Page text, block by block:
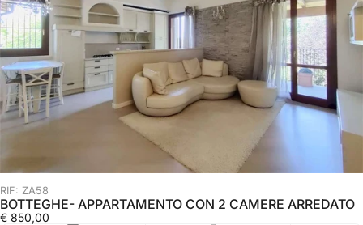
RIF: ZA58
BOTTEGHE- APPARTAMENTO CON 2 CAMERE ARREDATO
€ 850,00